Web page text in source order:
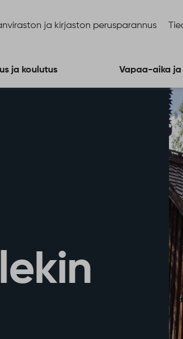
ja kirjaston perusparannus
ja koulutus Vapaa-aika